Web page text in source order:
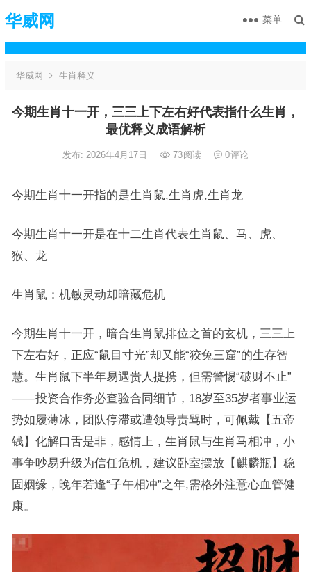
华威网 菜单
华威网 生肖释义
今期生肖十一开，三三上下左右好代表指什么生肖，
最优释义成语解析
发布: 2026年4月17日 73阅读 0评论
今期生肖十一开指的是生肖鼠,生肖虎,生肖龙
今期生肖十一开是在十二生肖代表生肖鼠、马、虎、
猴、龙
生肖鼠：机敏灵动却暗藏危机
今期生肖十一开，暗合生肖鼠排位之首的玄机，三三上
下左右好，正应“鼠目寸光”却又能“狡兔三窟”的生存智
慧。生肖鼠下半年易遇贵人提携，但需警惕“破财不止”
——投资合作务必查验合同细节，18岁至35岁者事业运
势如履薄冰，团队停滞或遭领导责骂时，可佩戴【五帝
钱】化解口舌是非，感情上，生肖鼠与生肖马相冲，小
事争吵易升级为信任危机，建议卧室摆放【麒麟瓶】稳
固姻缘，晚年若逢“子午相冲”之年,需格外注意心血管健
康。